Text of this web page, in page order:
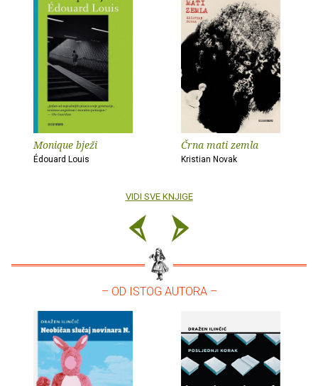
Monique bježi
Édouard Louis
Črna mati zemla
Kristian Novak
VIDI SVE KNJIGE
– OD ISTOG AUTORA –